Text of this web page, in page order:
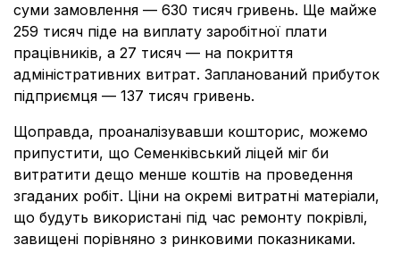
суми замовлення — 630 тисяч гривень. Ще майже
259 тисяч піде на виплату заробітної плати
працівників, а 27 тисяч — на покриття
адміністративних витрат. Запланований прибуток
підприємця — 137 тисяч гривень.
Щоправда, проаналізувавши кошторис, можемо
припустити, що Семенківський ліцей міг би
витратити дещо менше коштів на проведення
згаданих робіт. Ціни на окремі витратні матеріали,
що будуть використані під час ремонту покрівлі,
завищені порівняно з ринковими показниками.